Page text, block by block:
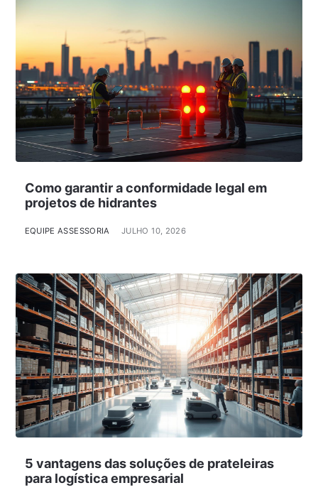
Como garantir a conformidade legal em
projetos de hidrantes
EQUIPE ASSESSORIA JULHO 10, 2026
5 vantagens das soluções de prateleiras
para logística empresarial